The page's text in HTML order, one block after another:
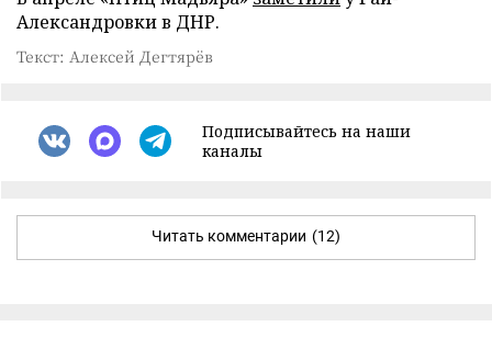
Александровки в ДНР.
Текст: Алексей Дегтярёв
Подписывайтесь на наши
каналы
Читать комментарии (12)